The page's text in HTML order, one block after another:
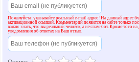
Пожалуйста, указывайте реальный e-mail адрес! На данный адрес
активационной ссылкой. Комментарий появится на сайте только
важно знать, что вы реальный человек, а не спам-бот. Кроме того
уведомления об ответах на Ваш отзыв.